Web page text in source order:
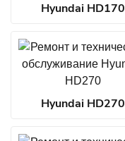
Hyundai HD170
Hyundai HD270